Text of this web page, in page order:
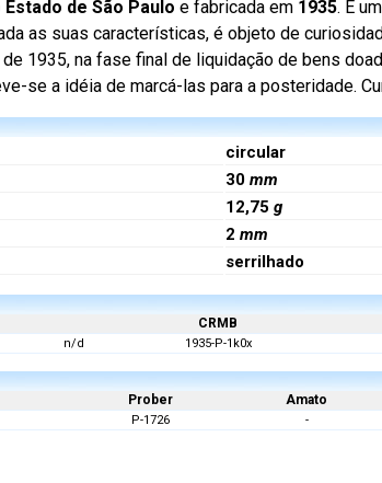
de São Paulo e fabricada em 1935. É
as suas características, é objeto de
1935, na fase final de liquidação de bens
se a idéia de marcá-las para a posteridade.
circular
30 mm
12,75 g
2 mm
serrilhado
CRMB
n/d 1935-P-1k0x
Prober Amato
P-1726 -